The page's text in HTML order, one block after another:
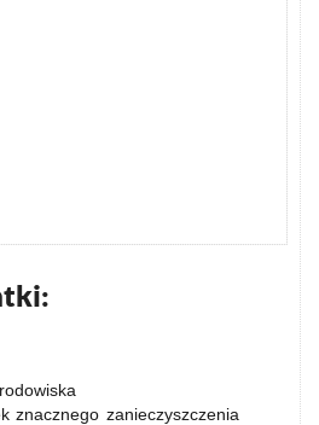
znacznego zanieczyszczenia